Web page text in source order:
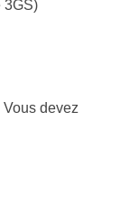
3GS)
devez